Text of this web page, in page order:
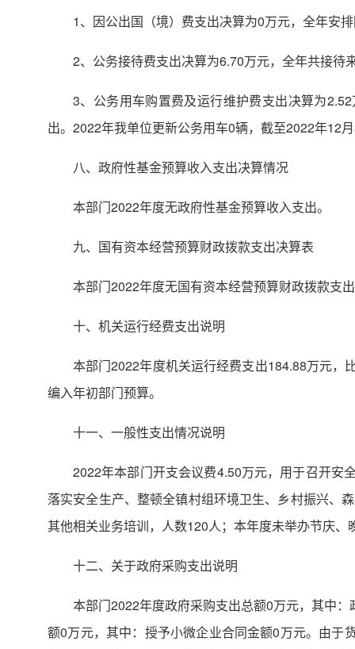
1、因公出国（境）费支出决算为0万元，全年安
2、公务接待费支出决算为6.70万元，全年共接
3、公务用车购置费及运行维护费支出决算为
出。2022年我单位更新公务用车0辆，截至2022年12
八、政府性基金预算收入支出决算情况
本部门2022年度无政府性基金预算收入支出。
九、国有资本经营预算财政拨款支出决算表
本部门2022年度无国有资本经营预算财政拨款支
十、机关运行经费支出说明
本部门2022年度机关运行经费支出184.88万元，
编入年初部门预算。
十一、一般性支出情况说明
2022年本部门开支会议费4.50万元，用于召开安
落实安全生产、整顿全镇村组环境卫生、乡村振兴、
其他相关业务培训，人数120人；本年度未举办节庆
十二、关于政府采购支出说明
本部门2022年度政府采购支出总额0万元，其中
额0万元，其中：授予小微企业合同金额0万元。由于